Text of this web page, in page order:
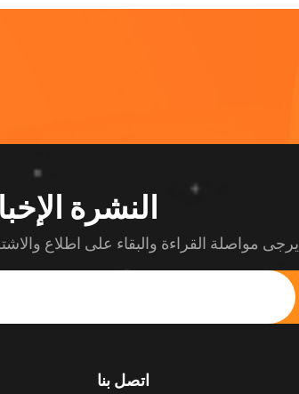
النشرة
يرجى مواصلة القراءة والبقاء على اطلاع
اتصل بنا